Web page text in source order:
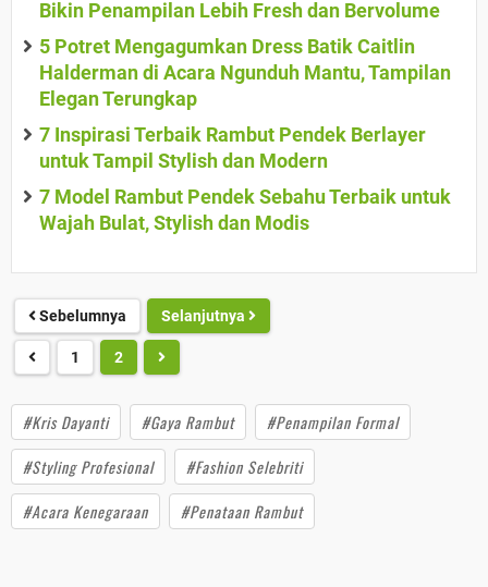
Bikin Penampilan Lebih Fresh dan Bervolume
5 Potret Mengagumkan Dress Batik Caitlin
Halderman di Acara Ngunduh Mantu, Tampilan
Elegan Terungkap
7 Inspirasi Terbaik Rambut Pendek Berlayer
untuk Tampil Stylish dan Modern
7 Model Rambut Pendek Sebahu Terbaik untuk
Wajah Bulat, Stylish dan Modis
Sebelumnya Selanjutnya
1 2
#Kris Dayanti #Gaya Rambut
#Penampilan Formal
#Styling Profesional
#Fashion Selebriti
#Acara Kenegaraan
#Penataan Rambut